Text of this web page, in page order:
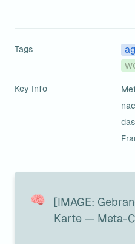
Tags
Key Info
🧠
[IMAGE:
Karte — Meta-